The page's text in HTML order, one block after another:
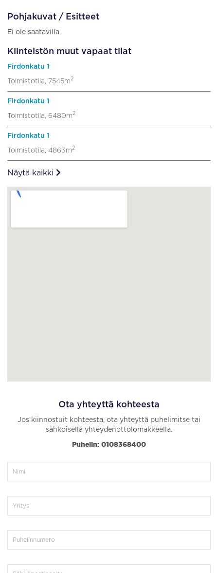
Pohjakuvat / Esitteet
Ei ole saatavilla
Kiinteistön muut vapaat tilat
Firdonkatu 1
Toimistotila, 7545m2
Firdonkatu 1
Toimistotila, 6480m2
Firdonkatu 1
Toimistotila, 4863m2
Näytä kaikki
Ota yhteyttä kohteesta
Jos kiinnostuit kohteesta, ota yhteyttä puhelimitse tai
sähköisellä yhteydenottolomakkeella.
Puhelin: 0108368400